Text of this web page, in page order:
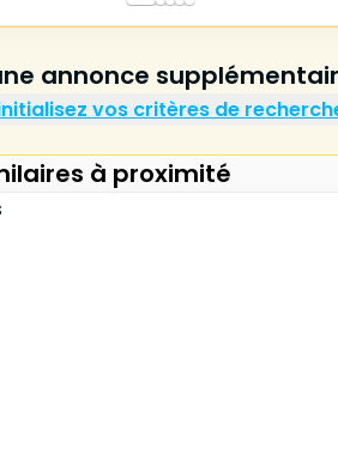
annonce
vos critères de
à proximité